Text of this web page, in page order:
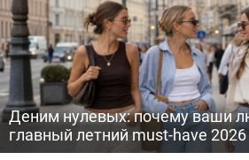
Деним нулевых: почему ваши
главный летний must-have 2026